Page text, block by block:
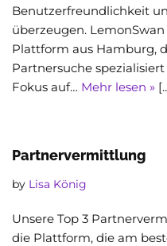
Benutzerfreundlichkeit
überzeugen.
Plattform aus Hamburg,
Partnersuche
Fokus auf… Mehr lesen »
Partnervermittlung
by Lisa König
Unsere Top 3
die Plattform, die am